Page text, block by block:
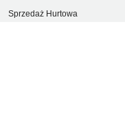
Sprzedaż Hurtowa